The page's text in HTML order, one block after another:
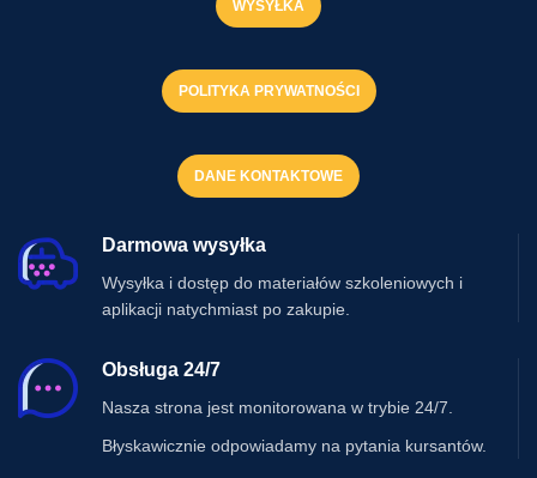
WYSYŁKA
POLITYKA PRYWATNOŚCI
DANE KONTAKTOWE
Darmowa wysyłka
Wysyłka i dostęp do materiałów szkoleniowych i
aplikacji natychmiast po zakupie.
Obsługa 24/7
Nasza strona jest monitorowana w trybie 24/7.
Błyskawicznie odpowiadamy na pytania kursantów.